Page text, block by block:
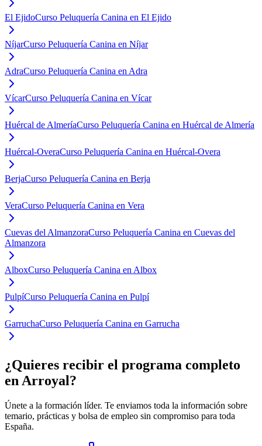
El EjidoCurso Peluquería Canina en El Ejido
NíjarCurso Peluquería Canina en Níjar
AdraCurso Peluquería Canina en Adra
VícarCurso Peluquería Canina en Vícar
Huércal de AlmeríaCurso Peluquería Canina en Huércal de Almería
Huércal-OveraCurso Peluquería Canina en Huércal-Overa
BerjaCurso Peluquería Canina en Berja
VeraCurso Peluquería Canina en Vera
Cuevas del AlmanzoraCurso Peluquería Canina en Cuevas del
Almanzora
AlboxCurso Peluquería Canina en Albox
PulpíCurso Peluquería Canina en Pulpí
GarruchaCurso Peluquería Canina en Garrucha
¿Quieres recibir el programa completo
en Arroyal?
Únete a la formación líder. Te enviamos toda la información sobre
temario, prácticas y bolsa de empleo sin compromiso para toda
España.